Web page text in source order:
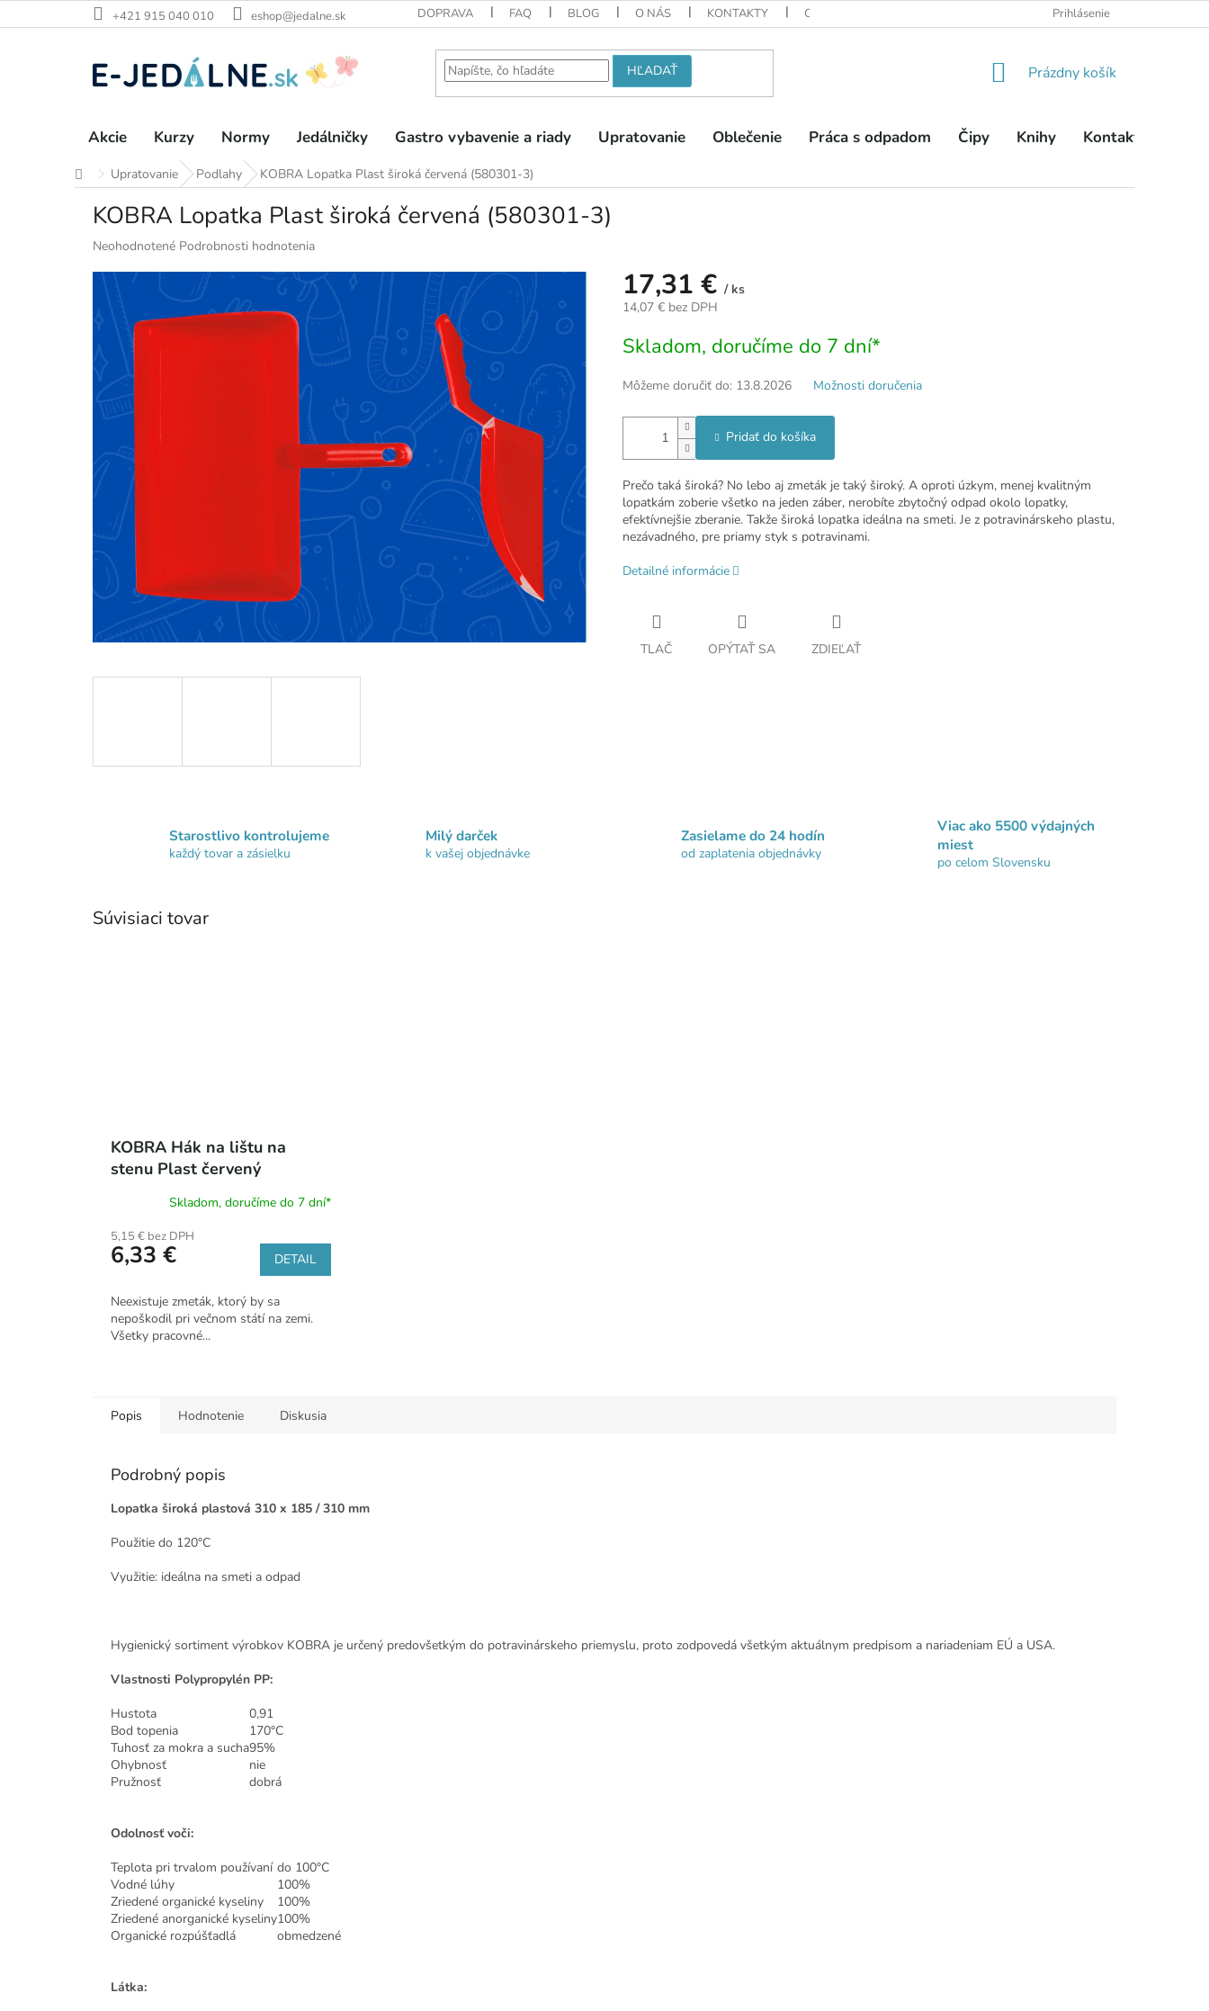
na
+421 915 040 010 eshop@jedalne.sk DOPRAVA FAQ BLOG O NÁS KONTAKTY OBCHODNÉ PODMIENKY PODMIENKY OCHRANY OSOBNÝCH
Prihlásenie
HĽADAŤ
NÁKUPNÝ
Prázdny košík
Akcie Kurzy Normy Jedálničky Gastro vybavenie a riady Upratovanie Oblečenie Práca s odpadom Čipy Knihy Kontakty
DomovUpratovanie Podlahy KOBRA Lopatka Plast široká červená (580301-3)
KOBRA Lopatka Plast široká červená (580301-3)
Priemerné
produktu
0,0
5
hviezdičiek.
Neohodnotené Podrobnosti hodnotenia
17,31 € / ks
14,07 € bez DPH
cena:
Skladom, doručíme do 7 dní*
Môžeme doručiť do: 13.8.2026 Možnosti doručenia
Pridať do košíka
Prečo taká široká? No lebo aj zmeták je taký široký. A oproti úzkym, menej kvalitným
lopatkám zoberie všetko na jeden záber, nerobíte zbytočný odpad okolo lopatky,
efektívnejšie zberanie. Takže široká lopatka ideálna na smeti. Je z potravinárskeho plastu,
nezávadného, pre priamy styk s potravinami.
Detailné informácie
TLAČ OPÝTAŤ SA ZDIEĽAŤ
Starostlivo kontrolujeme
každý tovar a zásielku
Milý darček
k vašej objednávke
Zasielame do 24 hodín
od zaplatenia objednávky
Viac ako 5500 výdajných
miest
po celom Slovensku
Súvisiaci tovar
KOBRA Hák na lištu na
stenu Plast červený
Skladom, doručíme do 7 dní*
5,15 € bez DPH
6,33 € DETAIL
Neexistuje zmeták, ktorý by sa
nepoškodil pri večnom státí na zemi.
Všetky pracovné...
Popis Hodnotenie Diskusia
Podrobný popis
Lopatka široká plastová 310 x 185 / 310 mm
Použitie do 120°C
Využitie: ideálna na smeti a odpad
Hygienický sortiment výrobkov KOBRA je určený predovšetkým do potravinárskeho priemyslu, proto zodpovedá všetkým aktuálnym predpisom a nariadeniam EÚ a USA.
Vlastnosti Polypropylén PP:
Hustota
0,91
Bod topenia
170°C
Tuhosť za mokra a sucha95%
Ohybnosť
nie
Pružnosť
dobrá
Odolnosť voči:
Teplota pri trvalom používaní do 100°C
Vodné lúhy
100%
Zriedené organické kyseliny
100%
Zriedené anorganické kyseliny100%
Organické rozpúšťadlá
obmedzené
Látka: